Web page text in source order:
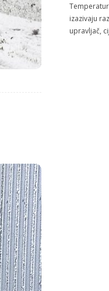
izazivaju
upravljač,